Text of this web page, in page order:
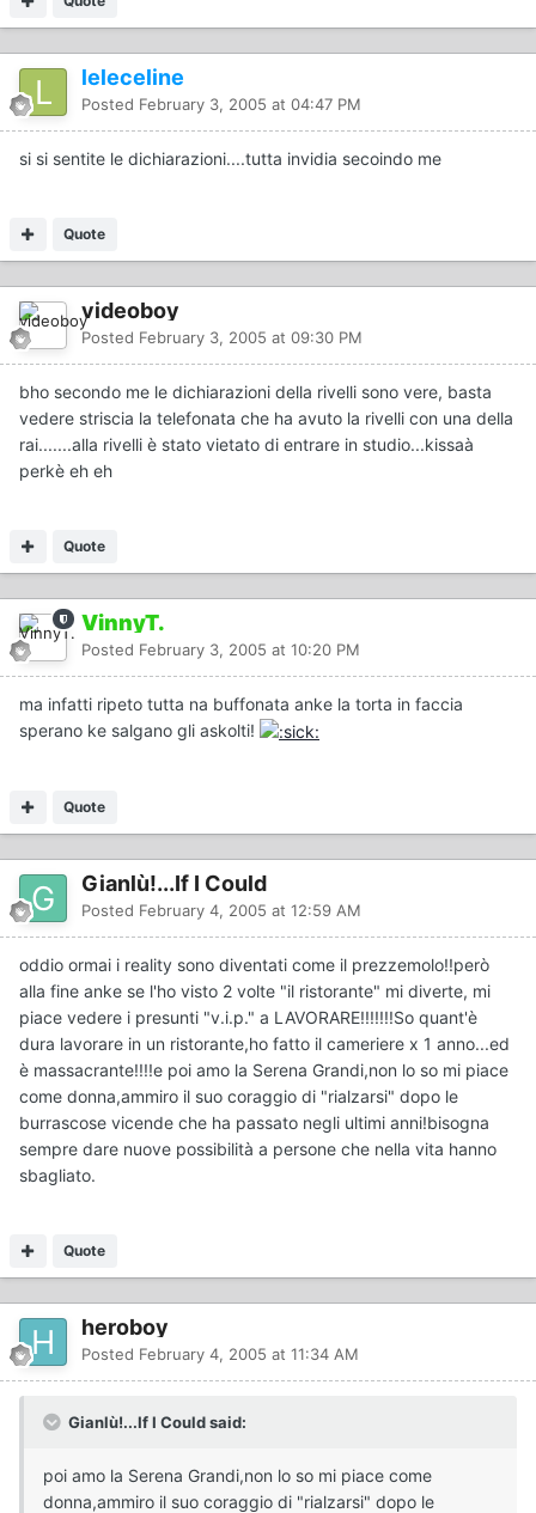
leleceline
Posted February 3, 2005 at 04:47 PM
si si sentite le dichiarazioni....tutta invidia secoindo me
Quote
videoboy
Posted February 3, 2005 at 09:30 PM
bho secondo me le dichiarazioni della rivelli sono vere, basta
vedere striscia la telefonata che ha avuto la rivelli con una della
rai.......alla rivelli è stato vietato di entrare in studio...kissaà
perkè eh eh
Quote
VinnyT.
Posted February 3, 2005 at 10:20 PM
ma infatti ripeto tutta na buffonata anke la torta in faccia
sperano ke salgano gli askolti!
Quote
Gianlù!...If I Could
Posted February 4, 2005 at 12:59 AM
oddio ormai i reality sono diventati come il prezzemolo!!però
alla fine anke se l'ho visto 2 volte "il ristorante" mi diverte, mi
piace vedere i presunti "v.i.p." a LAVORARE!!!!!!!So quant'è
dura lavorare in un ristorante,ho fatto il cameriere x 1 anno...ed
è massacrante!!!!e poi amo la Serena Grandi,non lo so mi piace
come donna,ammiro il suo coraggio di "rialzarsi" dopo le
burrascose vicende che ha passato negli ultimi anni!bisogna
sempre dare nuove possibilità a persone che nella vita hanno
sbagliato.
Quote
heroboy
Posted February 4, 2005 at 11:34 AM
Gianlù!...If I Could said:
poi amo la Serena Grandi,non lo so mi piace come
donna,ammiro il suo coraggio di "rialzarsi" dopo le